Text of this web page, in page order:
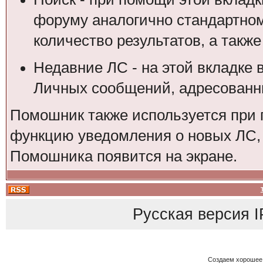
форуму аналогично
количество результатов, а
Недавние ЛС - на этой вкладке
Личных сообщений,
Помошник также используется
функцию уведомления о новых ЛС,
Помошника появится на экране.
Русская версия
Создаем